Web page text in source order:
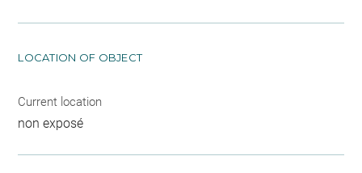
LOCATION OF OBJECT
Current location
non exposé